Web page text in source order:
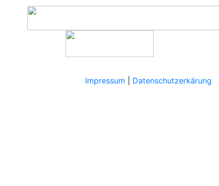
Impressum Datenschutzerkärung